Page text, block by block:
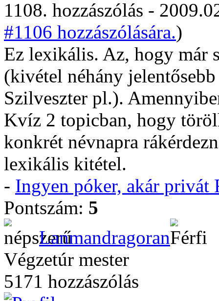
1108. hozzászólás -
#1106 hozzászólására.)
Ez lexikális. Az, hogy már
(kivétel néhány
Szilveszter pl.).
Kvíz 2 topicban, hogy
konkrét névnapra
lexikális kitétel.
- Ingyen póker, akár privát
Pontszám: 5
Lanmandragoran
Végzetúr mester
5171 hozzászólás